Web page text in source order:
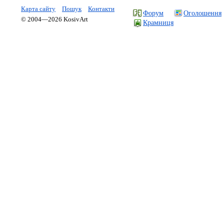
Карта сайту Пошук
Контакти
© 2004—2026 KosivArt
Форум
Оголошення
Крамниця